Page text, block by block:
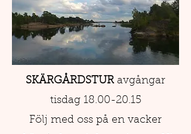
SKÄRGÅRDSTURavgångar
tisdag 18.00-20.15
Följ med oss på en vacker